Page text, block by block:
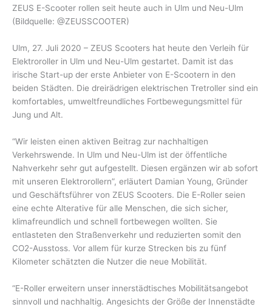
ZEUS E-Scooter rollen seit heute auch in Ulm und Neu-Ulm
(Bildquelle: @ZEUSSCOOTER)
Ulm, 27. Juli 2020 – ZEUS Scooters hat heute den Verleih für
Elektroroller in Ulm und Neu-Ulm gestartet. Damit ist das
irische Start-up der erste Anbieter von E-Scootern in den
beiden Städten. Die dreirädrigen elektrischen Tretroller sind ein
komfortables, umweltfreundliches Fortbewegungsmittel für
Jung und Alt.
“Wir leisten einen aktiven Beitrag zur nachhaltigen
Verkehrswende. In Ulm und Neu-Ulm ist der öffentliche
Nahverkehr sehr gut aufgestellt. Diesen ergänzen wir ab sofort
mit unseren Elektrorollern”, erläutert Damian Young, Gründer
und Geschäftsführer von ZEUS Scooters. Die E-Roller seien
eine echte Alterative für alle Menschen, die sich sicher,
klimafreundlich und schnell fortbewegen wollten. Sie
entlasteten den Straßenverkehr und reduzierten somit den
CO2-Ausstoss. Vor allem für kurze Strecken bis zu fünf
Kilometer schätzten die Nutzer die neue Mobilität.
“E-Roller erweitern unser innerstädtisches Mobilitätsangebot
sinnvoll und nachhaltig. Angesichts der Größe der Innenstädte